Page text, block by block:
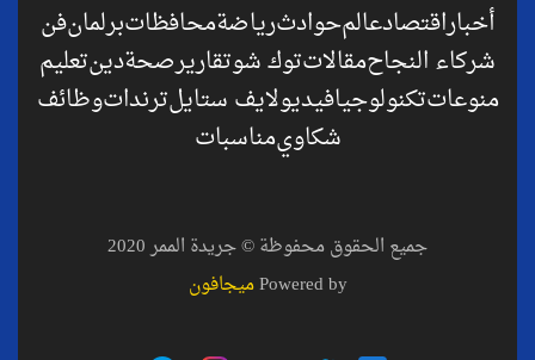
أخباراقتصادعالمحوادثرياضةمحافظاتبرلمانفن
شركاء النجاحمقالاتتوك شوتقاريرصحةدينتعليم
منوعاتتكنولوجيافيديولايف ستايلترنداتوظائف
شكاويمناسبات
جميع الحقوق محفوظة © جريدة الممر 2020
Powered byميجافون